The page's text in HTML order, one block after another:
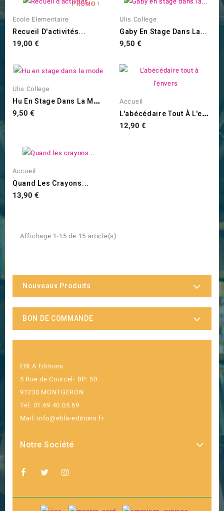
PROMO !
Ecole Elementaire
Recueil D'activités...
Prix
19,00 €
Ulis College
Gaby En Stage Dans La...
Prix
9,50 €
Ulis College
H
U En Stage Dans La Mode
Prix
9,50 €
Accueil
L
'abécédaire Tout À L'envers
Prix
12,90 €
Accueil
Quand Les Crayons...
Prix
13,90 €
Affichage 1-15 de 15 article(s)
Nouveaux Produits
BON DE COMMANDE
EBLA Editions
5 Rue de Courcel- BP: 50
91230 MONTGERON
Tél: 01.69.40.05.69
Mail: info@ebla-editions.fr
Notre Société